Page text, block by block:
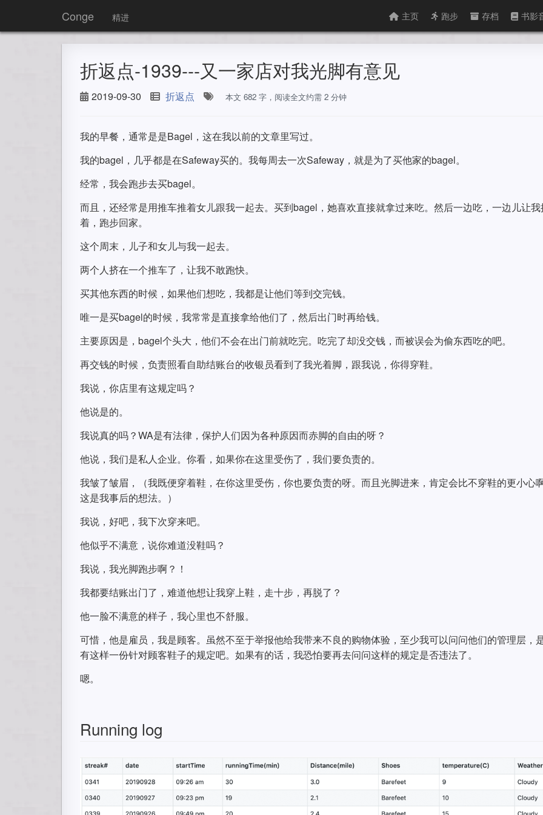
Conge 精进 主页 跑步 存档 书影
折返点-1939---又一家店对我光脚有意见
2019-09-30 折返点 本文 682 字，阅读全文约需 2 分钟
我的早餐，通常是是Bagel，这在我以前的文章里写过。
我的bagel，几乎都是在Safeway买的。我每周去一次Safeway，就是为了买他家的bagel。
经常，我会跑步去买bagel。
而且，还经常是用推车推着女儿跟我一起去。买到bagel，她喜欢直接就拿过来吃。然后一边吃，一边儿让我
着，跑步回家。
这个周末，儿子和女儿与我一起去。
两个人挤在一个推车了，让我不敢跑快。
买其他东西的时候，如果他们想吃，我都是让他们等到交完钱。
唯一是买bagel的时候，我常常是直接拿给他们了，然后出门时再给钱。
主要原因是，bagel个头大，他们不会在出门前就吃完。吃完了却没交钱，而被误会为偷东西吃的吧。
再交钱的时候，负责照看自助结账台的收银员看到了我光着脚，跟我说，你得穿鞋。
我说，你店里有这规定吗？
他说是的。
我说真的吗？WA是有法律，保护人们因为各种原因而赤脚的自由的呀？
他说，我们是私人企业。你看，如果你在这里受伤了，我们要负责的。
我皱了皱眉，（我既便穿着鞋，在你这里受伤，你也要负责的呀。而且光脚进来，肯定会比不穿鞋的更小心
这是我事后的想法。）
我说，好吧，我下次穿来吧。
他似乎不满意，说你难道没鞋吗？
我说，我光脚跑步啊？！
我都要结账出门了，难道他想让我穿上鞋，走十步，再脱了？
他一脸不满意的样子，我心里也不舒服。
可惜，他是雇员，我是顾客。虽然不至于举报他给我带来不良的购物体验，至少我可以问问他们的管理层，
有这样一份针对顾客鞋子的规定吧。如果有的话，我恐怕要再去问问这样的规定是否违法了。
嗯。
Running log